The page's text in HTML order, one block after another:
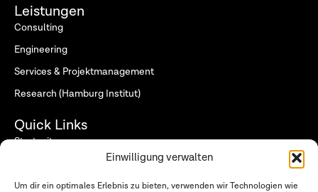
Einwilligung verwalten
Um dir ein optimales Erlebnis zu bieten, verwenden wir Technologien wie
Leistungen
Consulting
Engineering
Services & Projektmanagement
Research (Hamburg Institut)
Quick Links
Startseite
Was wir tun